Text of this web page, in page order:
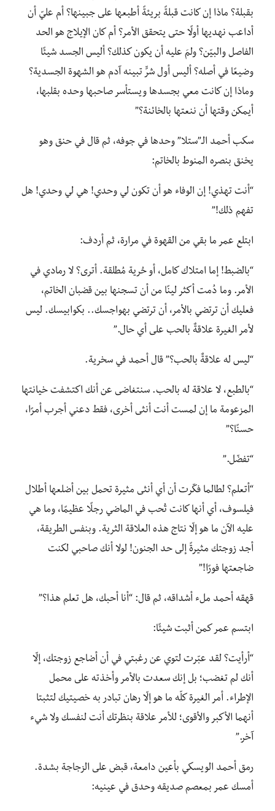
بقبلة؟ ماذا إن كانت قبلةً بريئةً أطبعها على جبينها؟ أم عليّ أن
أداعب نهديها أولًا حتى يتحقق الأمر؟ أم كان الإيلاج هو الحد
الفاصل والبيّن؟ ولمَ عليه أن يكون كذلك؟ أليس الجسد شيئًا
وضيعًا في أصله؟ أليس أول شرٍّ تبينه آدم هو الشهوة الجسدية؟
وماذا إن كانت معي بجسدها ويستأسر صاحبها وحده بقلبها،
أيمكن وقتها أن ننعتها بالخائنة؟”
سكب أحمد الـ”ستلا” وحدها في جوفه، ثم قال في حنق وهو
يخنق بنصره المنوط بالخاتم:
“أنت تهذي! إن الوفاء هو أن تكون لي وحدي! هي لي وحدي! هل
تفهم ذلك!”
ابتلع عمر ما بقي من القهوة في مرارة، ثم أردف:
“بالضبط! إما امتلاك كامل، أو حُرية مُطلقة. أترى؟ لا رمادي في
الأمر. وما دُمت أكثر لينًا من أن تسجنها بين قضبان الخاتم،
فعليك أن ترتضي بالأمر، أن ترتضي بهواجسك.. بكوابيسك. ليس
لأمر الغيرة علاقةٌ بالحب على أي حال.”
“ليس له علاقةٌ بالحب؟” قال أحمد في سخرية.
“بالطبع، لا علاقة له بالحب. سنتغاضى عن أنك اكتشفت خيانتها
المزعومة ما إن لمست أنت أنثى أخرى، فقط دعني أجرب أمرًا،
حسنًا؟”
“تفضّل.”
“أتعلم؟ لطالما فكّرت أن أي أنثى مثيرة تحمل بين أضلعها أطلال
فيلسوف، أي أنها كانت تُحب في الماضي رجلًا عظيمًا، وما هي
عليه الآن ما هو إلّا نتاج هذه العلاقة الثرية. وبنفس الطريقة،
أجد زوجتك مثيرةً إلى حد الجنون! لولا أنك صاحبي لكنت
ضاجعتها فورًا!”
قهقه أحمد ملء أشداقه، ثم قال: “أنا أحبك، هل تعلم هذا؟”
ابتسم عمر كمن أثبت شيئًا:
“أرأيت؟ لقد عبّرت لتوي عن رغبتي في أن أضاجع زوجتك، إلّا
أنك لم تغضب؛ بل إنك سعدت بالأمر وأخذته على محمل
الإطراء. أمر الغيرة كلّه ما هو إلّا رهان تبادر به خصيتيك لتثبتا
أنهما الأكبر والأقوى؛ للأمر علاقة بنظرتك أنت لنفسك ولا شيء
آخر.”
رمق أحمد الويسكي بأعين دامعة، قبض على الزجاجة بشدة.
أمسك عمر بمعصم صديقه وحدق في عينيه: